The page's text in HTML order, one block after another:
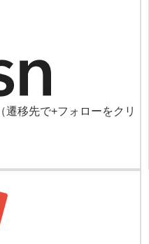
（遷移先で+フォローをクリ